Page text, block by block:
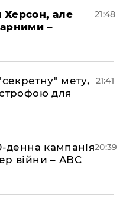
Херсон, але
–
21:48
мету,
для
21:41
денна кампанія
війни – ABC
20:39